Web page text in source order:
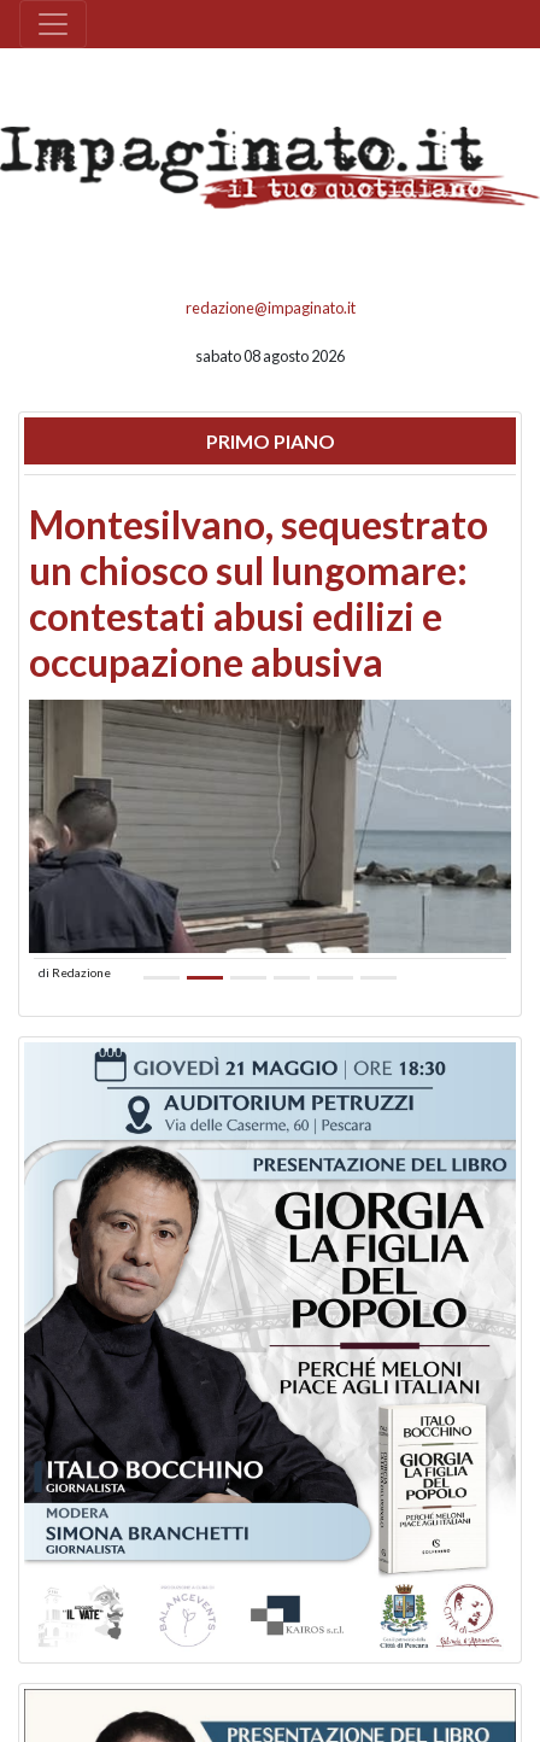
redazione@impaginato.it
sabato 08 agosto 2026
PRIMO PIANO
Montesilvano, sequestrato
un chiosco sul lungomare:
contestati abusi edilizi e
occupazione abusiva
di Redazione